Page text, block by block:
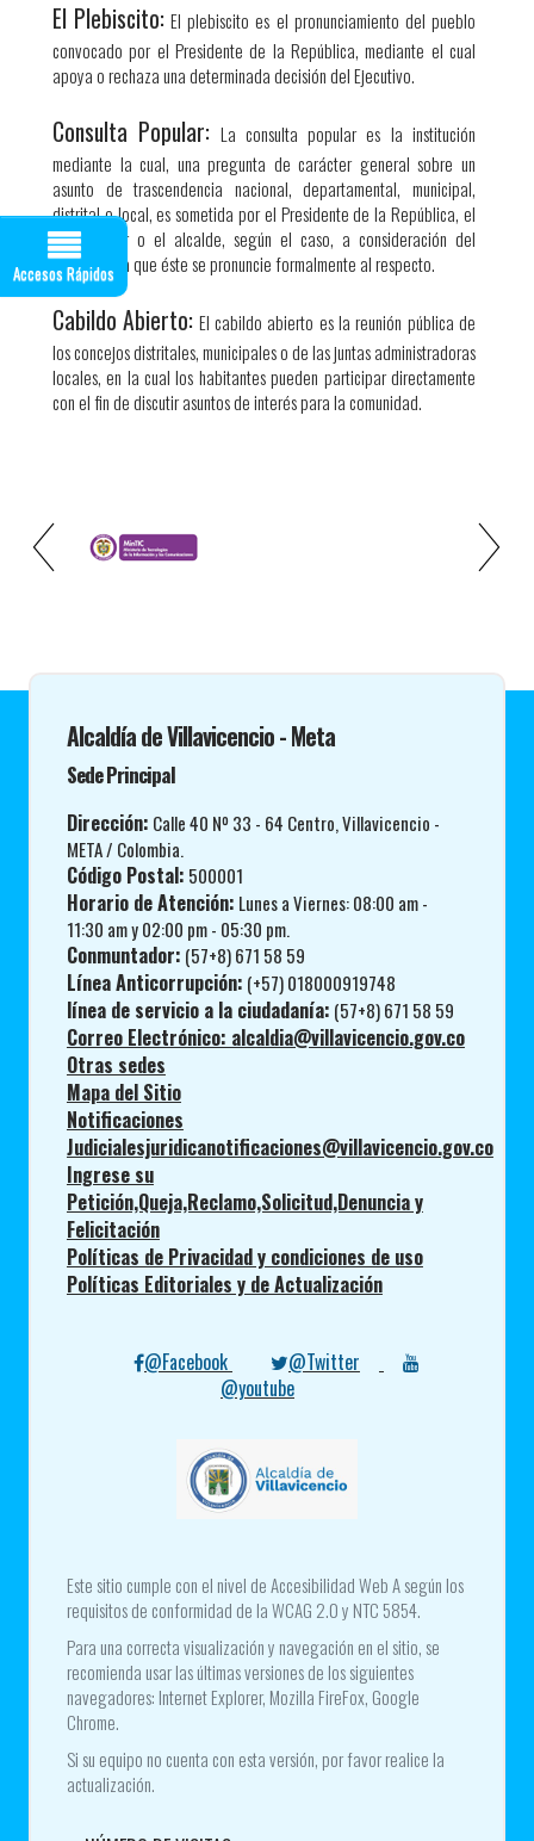
El Plebiscito: El plebiscito es el pronunciamiento del pueblo
convocado por el Presidente de la República, mediante el cual
apoya o rechaza una determinada decisión del Ejecutivo.
Consulta Popular: La consulta popular es la institución
mediante la cual, una pregunta de carácter general sobre un
asunto de trascendencia nacional, departamental, municipal,
distrital o local, es sometida por el Presidente de la República, el
gobernador o el alcalde, según el caso, a consideración del
pueblo para que éste se pronuncie formalmente al respecto.
Cabildo Abierto: El cabildo abierto es la reunión pública de
los concejos distritales, municipales o de las juntas administradoras
locales, en la cual los habitantes pueden participar directamente
con el fin de discutir asuntos de interés para la comunidad.​​ ​
Accesos Rápidos
Alcaldía de Villavicencio - Meta
Sede Principal
Dirección: Calle 40 Nº 33 - 64 Centro, Villavicencio -
META / Colombia.
Código Postal: 500001
Horario de Atención: Lunes a Viernes: 08:00 am -
11:30 am y 02:00 pm - 05:30 pm.
Conmuntador: (57+8) 671 58 59
Línea Anticorrupción: (+57) 018000919748
línea de servicio a la ciudadanía: (57+8) 671 58 59
Correo Electrónico: alcaldia@villavicencio.gov.co
Otras sedes
Mapa del Sitio
Notificaciones
Judicialesjuridicanotificaciones@villavicencio.gov.co
Ingrese su
Petición,Queja,Reclamo,Solicitud,Denuncia y
Felicitación
Políticas de Privacidad y condiciones de uso
Políticas Editoriales y de Actualización
@Facebook
@Twitter
@youtube
Este sitio cumple con el nivel de Accesibilidad Web A según los
requisitos de conformidad de la WCAG 2.0 y NTC 5854.
Para una correcta visualización y navegación en el sitio, se
recomienda usar las últimas versiones de los siguientes
navegadores: Internet Explorer, Mozilla FireFox, Google
Chrome.
Si su equipo no cuenta con esta versión, por favor realice la
actualización.